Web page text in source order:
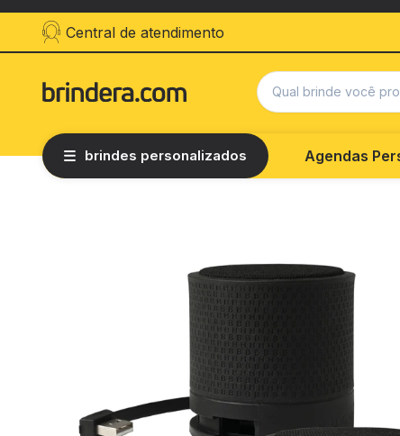
Central de atendimento
brindes personalizados Agendas